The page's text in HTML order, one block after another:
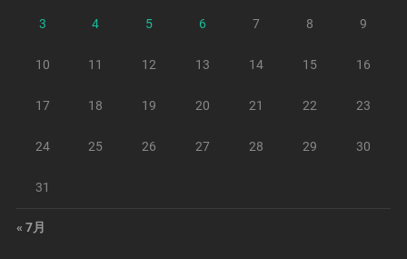
3 4 5 6 7 8 9
10 11 12 13 14 15 16
17 18 19 20 21 22 23
24 25 26 27 28 29 30
31
« 7月